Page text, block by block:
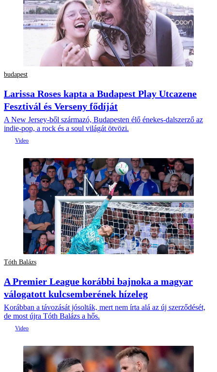
budapest
Larissa Roses kapta a Budapest Play Utcazene
Fesztivál és Verseny fődíját
A New Jersey-ből származó, Budapesten élő énekes-dalszerző az
indie-pop, a rock és a soul világát ötvözi.
Tóth Balázs
A Premier League korábbi bajnoka a magyar
válogatott kulcsemberének hízeleg
Korábban a távozását jósolták, mert nem írta alá az új szerződését,
de most újra Tóth Balázs a hős.